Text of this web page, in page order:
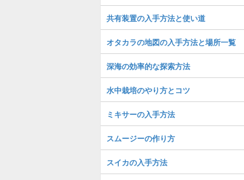
共有装置の入手方法と使い道
オタカラの地図の入手方法と場所一覧
深海の効率的な探索方法
水中栽培のやり方とコツ
ミキサーの入手方法
スムージーの作り方
スイカの入手方法